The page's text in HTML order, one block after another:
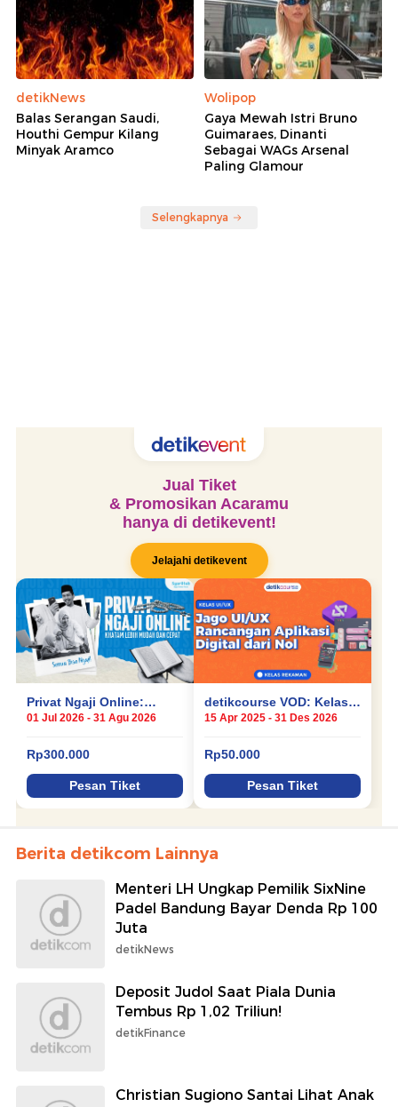
detikNews
Balas Serangan Saudi,
Houthi Gempur Kilang
Minyak Aramco
Wolipop
Gaya Mewah Istri Bruno
Guimaraes, Dinanti
Sebagai WAGs Arsenal
Paling Glamour
Selengkapnya
Berita detikcom Lainnya
Menteri LH Ungkap Pemilik SixNine
Padel Bandung Bayar Denda Rp 100
Juta
detikNews
Deposit Judol Saat Piala Dunia
Tembus Rp 1,02 Triliun!
detikFinance
Christian Sugiono Santai Lihat Anak